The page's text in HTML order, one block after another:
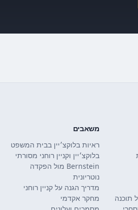
תוכנה
משאבים
ראיות בלוקצ׳יין בבית המשפט
בלוקצ׳יין וקניין רוחני מסורתי
Bernstein מול הפקדה
נוטריונית
מדריך הגנה על קניין רוחני
מחקר אקדמי